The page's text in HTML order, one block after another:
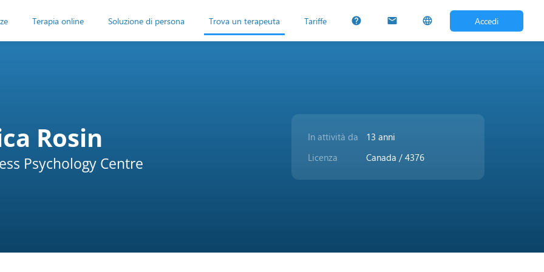
Terapia online Soluzione di persona Trova un terapeuta Tariffe help mail language Accedi
Rosin
Psychology Centre
In attività da
13 anni
Licenza
Canada / 4376